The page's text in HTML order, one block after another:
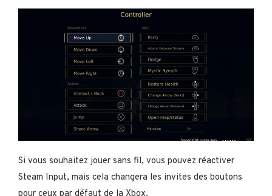
Si vous souhaitez jouer sans fil, vous pouvez réactiver
Steam Input, mais cela changera les invites des boutons